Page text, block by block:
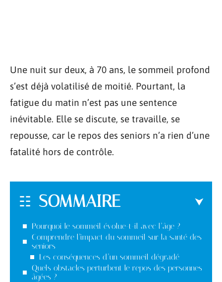
Une nuit sur deux, à 70 ans, le sommeil profond
s’est déjà volatilisé de moitié. Pourtant, la
fatigue du matin n’est pas une sentence
inévitable. Elle se discute, se travaille, se
repousse, car le repos des seniors n’a rien d’une
fatalité hors de contrôle.
SOMMAIRE
Pourquoi le sommeil évolue-t-il avec l’âge ?
Comprendre l’impact du sommeil sur la santé des
seniors
Les conséquences d’un sommeil dégradé
Quels obstacles perturbent le repos des personnes
âgées ?